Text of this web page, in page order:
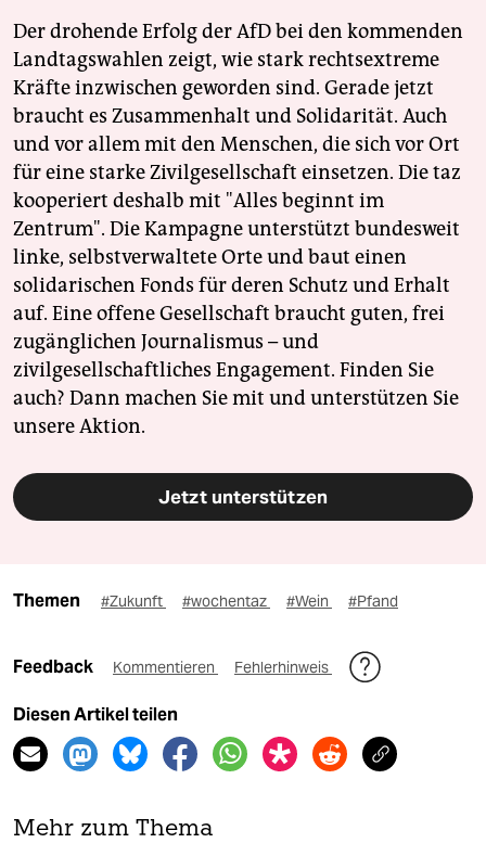
Der drohende Erfolg der AfD bei den kommenden
Landtagswahlen zeigt, wie stark rechtsextreme
Kräfte inzwischen geworden sind. Gerade jetzt
braucht es Zusammenhalt und Solidarität. Auch
und vor allem mit den Menschen, die sich vor Ort
für eine starke Zivilgesellschaft einsetzen. Die taz
kooperiert deshalb mit "Alles beginnt im
Zentrum". Die Kampagne unterstützt bundesweit
linke, selbstverwaltete Orte und baut einen
solidarischen Fonds für deren Schutz und Erhalt
auf. Eine offene Gesellschaft braucht guten, frei
zugänglichen Journalismus – und
zivilgesellschaftliches Engagement. Finden Sie
auch? Dann machen Sie mit und unterstützen Sie
unsere Aktion.
Jetzt unterstützen
Themen #Zukunft #wochentaz #Wein #Pfand
Feedback Kommentieren Fehlerhinweis
Diesen Artikel teilen
Mehr zum Thema